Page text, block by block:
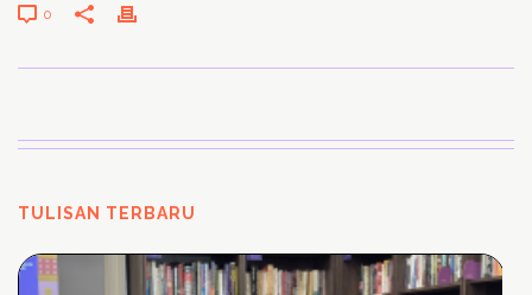
0
TULISAN TERBARU